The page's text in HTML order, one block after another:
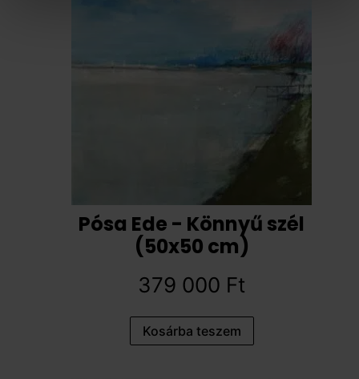
Pósa Ede - Könnyű szél
(50x50 cm)
379 000 Ft
Kosárba teszem